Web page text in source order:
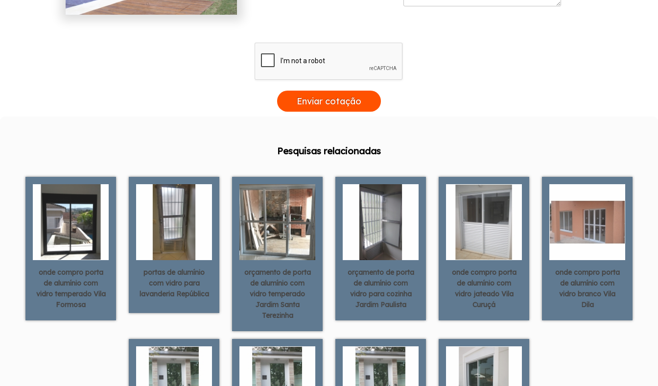
Enviar cotação
Pesquisas relacionadas
onde compro porta
de alumínio com
vidro temperado Vila
Formosa
portas de alumínio
com vidro para
lavanderia República
orçamento de porta
de alumínio com
vidro temperado
Jardim Santa
Terezinha
orçamento de porta
de alumínio com
vidro para cozinha
Jardim Paulista
onde compro porta
de alumínio com
vidro jateado Vila
Curuçá
onde compro porta
de alumínio com
vidro branco Vila
Dila